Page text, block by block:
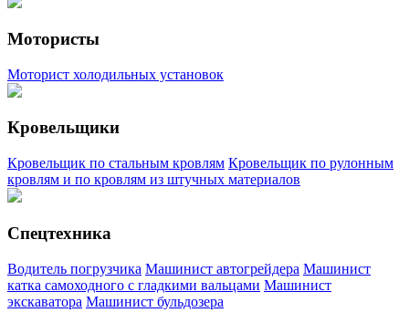
Мотористы
Моторист холодильных установок
Кровельщики
Кровельщик по стальным кровлям Кровельщик по рулонным
кровлям и по кровлям из штучных материалов
Спецтехника
Водитель погрузчика Машинист автогрейдера Машинист
катка самоходного с гладкими вальцами Машинист
экскаватора Машинист бульдозера